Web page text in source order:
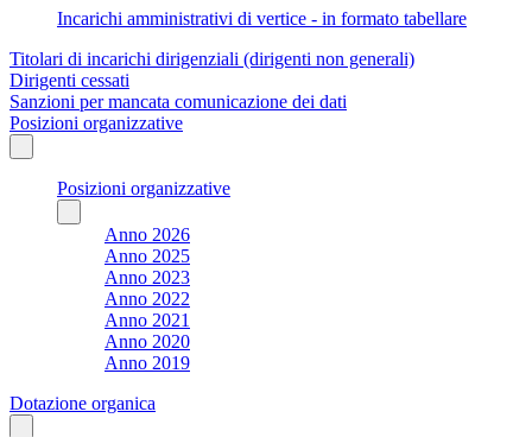
Incarichi amministrativi di vertice - in formato tabellare
Titolari di incarichi dirigenziali (dirigenti non generali)
Dirigenti cessati
Sanzioni per mancata comunicazione dei dati
Posizioni organizzative
Posizioni organizzative
Anno 2026
Anno 2025
Anno 2023
Anno 2022
Anno 2021
Anno 2020
Anno 2019
Dotazione organica